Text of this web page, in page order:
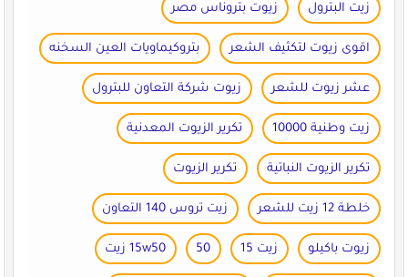
زيت البترول زيوت بتروناس مصر
اقوى زيوت لتكثيف الشعر بتروكيماويات العين السخنه
عشر زيوت للشعر زيوت شركة التعاون للبترول
زيت وطنية 10000 تكرير الزيوت المعدنية
تكرير الزيوت النباتية تكرير الزيوت
خلطة 12 زيت للشعر زيت تروس 140 التعاون
زيوت باكيلو زيت 15 50 15w50 زيت